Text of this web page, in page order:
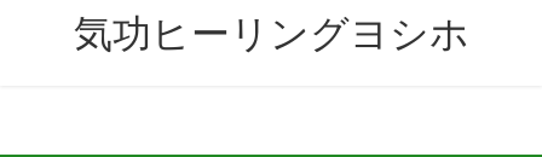
気功ヒーリングヨシホ